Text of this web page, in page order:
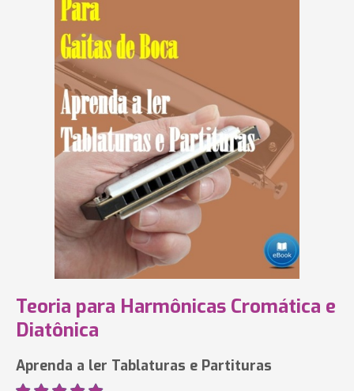
Teoria para Harmônicas Cromática e
Diatônica
Aprenda a ler Tablaturas e Partituras